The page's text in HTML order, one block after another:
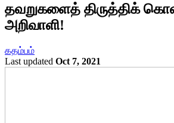
தவறுகளைத் திருத்திக்
அறிவாளி!
கதம்பம்
Last updated Oct 7, 2021